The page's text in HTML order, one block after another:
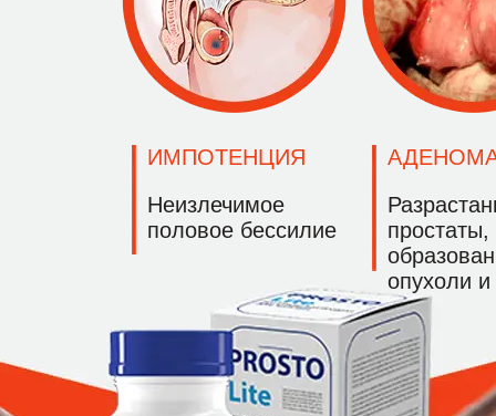
ИМПОТЕНЦИЯ
Неизлечимое
половое бессилие
простаты,
опухоли и